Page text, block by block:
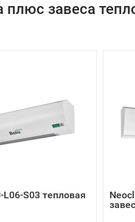
завеса
L06-S03 тепловая